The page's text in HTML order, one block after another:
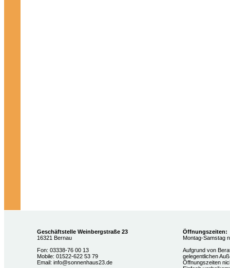
Geschäftstelle Weinbergstraße 23
16321 Bernau
Fon: 03338-76 00 13
Mobile: 01522-622 53 79
Email: info@sonnenhaus23.de
Öffnungszeiten:
Montag-Samstag
Aufgrund von
gelegentlichen
Öffnungszeiten